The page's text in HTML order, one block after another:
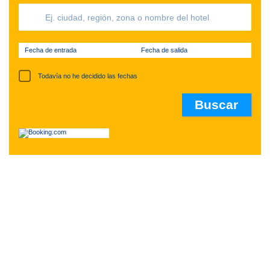
Fecha de entrada Fecha de salida
Todavía no he decidido las fechas